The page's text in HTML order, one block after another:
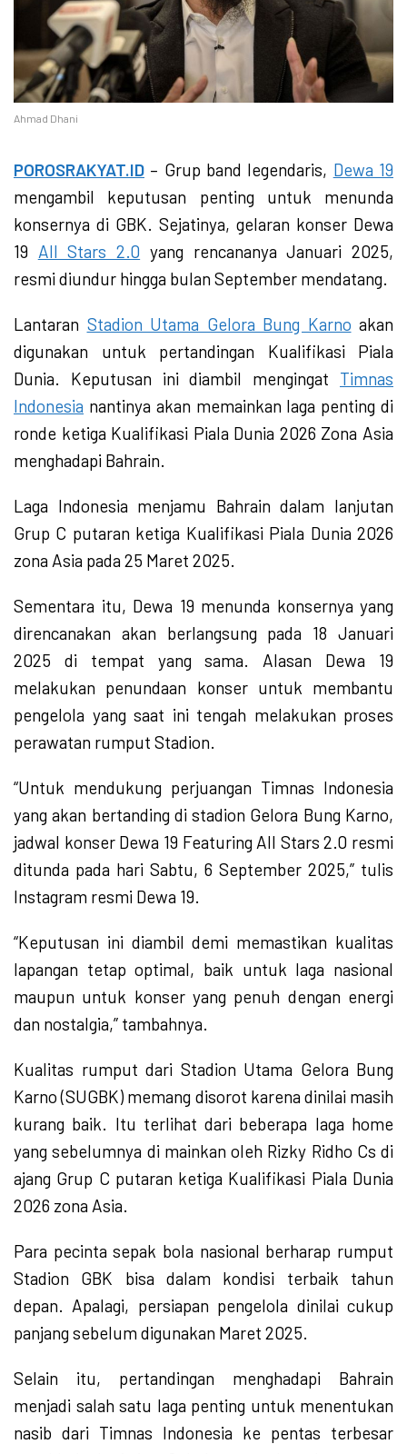
Ahmad Dhani
POROSRAKYAT.ID – Grup band legendaris, Dewa 19
mengambil keputusan penting untuk menunda
konsernya di GBK. Sejatinya, gelaran konser Dewa
19 All Stars 2.0 yang rencananya Januari 2025,
resmi diundur hingga bulan September mendatang.
Lantaran Stadion Utama Gelora Bung Karno akan
digunakan untuk pertandingan Kualifikasi Piala
Dunia. Keputusan ini diambil mengingat Timnas
Indonesia nantinya akan memainkan laga penting di
ronde ketiga Kualifikasi Piala Dunia 2026 Zona Asia
menghadapi Bahrain.
Laga Indonesia menjamu Bahrain dalam lanjutan
Grup C putaran ketiga Kualifikasi Piala Dunia 2026
zona Asia pada 25 Maret 2025.
Sementara itu, Dewa 19 menunda konsernya yang
direncanakan akan berlangsung pada 18 Januari
2025 di tempat yang sama. Alasan Dewa 19
melakukan penundaan konser untuk membantu
pengelola yang saat ini tengah melakukan proses
perawatan rumput Stadion.
“Untuk mendukung perjuangan Timnas Indonesia
yang akan bertanding di stadion Gelora Bung Karno,
jadwal konser Dewa 19 Featuring All Stars 2.0 resmi
ditunda pada hari Sabtu, 6 September 2025,” tulis
Instagram resmi Dewa 19.
“Keputusan ini diambil demi memastikan kualitas
lapangan tetap optimal, baik untuk laga nasional
maupun untuk konser yang penuh dengan energi
dan nostalgia,” tambahnya.
Kualitas rumput dari Stadion Utama Gelora Bung
Karno (SUGBK) memang disorot karena dinilai masih
kurang baik. Itu terlihat dari beberapa laga home
yang sebelumnya di mainkan oleh Rizky Ridho Cs di
ajang Grup C putaran ketiga Kualifikasi Piala Dunia
2026 zona Asia.
Para pecinta sepak bola nasional berharap rumput
Stadion GBK bisa dalam kondisi terbaik tahun
depan. Apalagi, persiapan pengelola dinilai cukup
panjang sebelum digunakan Maret 2025.
Selain itu, pertandingan menghadapi Bahrain
menjadi salah satu laga penting untuk menentukan
nasib dari Timnas Indonesia ke pentas terbesar